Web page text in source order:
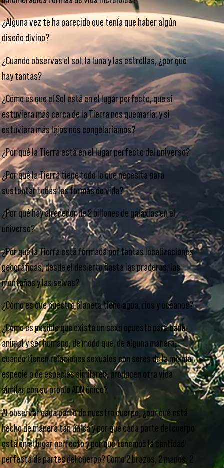
¿Alguna vez te ha parecido que tenía que haber algún
diseño divino?
¿Cuando observas el sol, la luna y las estrellas, ¿por qué
hay tantas?
¿Cómo es que el Sol está en el lugar perfecto, que si
estuviera más cerca de la Tierra nos quemaría, y si
estuviera más lejos nos congelaríamos?
¿Por qué la Tierra está en el lugar perfecto del universo?
¿Por qué la Tierra tiene todo lo que necesita para
sustentar todas las formas de vida?
¿Por qué hay alrededor de 2 billones de galaxias en el
universo?
¿Por qué la Tierra está formada por tantas localizaciones
geográficas, desde el desierto hasta las praderas, las
montañas y las selvas?
¿Cómo es que nuestro planeta tiene agua, ríos y océanos?
¿Cómo es posible que exista un sexo opuesto para cada
animal y ser humano, de modo que, de alguna manera,
cuando tienen relaciones sexuales con seres de la misma
especie o de especies similares, producen otra vida
similar con su propio ADN único?
Al observar cada parte de nuestro cuerpo, ¿por qué está
hecho de manera tan única y por qué cada parte del cuerpo
está en el lugar perfecto y por qué tenemos la cantidad
perfecta de partes del cuerpo? Como 2 brazos, 2 manos, 2